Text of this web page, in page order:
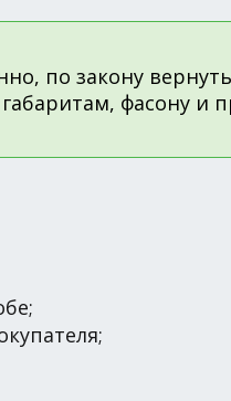
по закону
фасону и